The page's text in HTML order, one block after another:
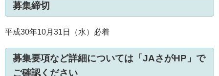
募集締切
平成30年10月31日（水）必着
募集要項など詳細については「JAさがHP」で
ご確認ください